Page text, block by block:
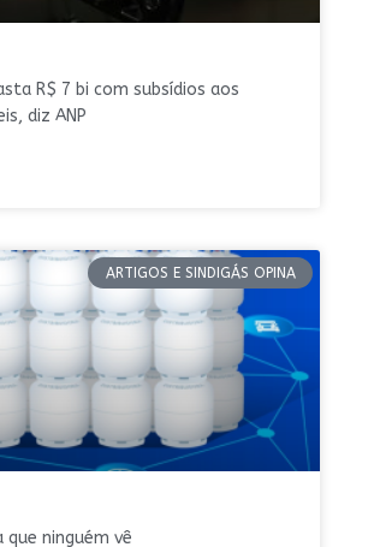
R$ 7 bi com subsídios aos
diz ANP
ARTIGOS E SINDIGÁS OPINA
que ninguém vê